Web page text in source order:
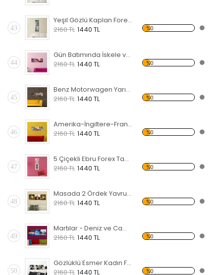
43
Yeşil Gözlü Kaplan Forex Tablo
2160 TL 1440 TL %0
44
Gün Batımında İskele ve Deniz Forex Tablo
2160 TL 1440 TL %0
45
Benz Motorwagen Yarış Arabası Forex Tablo
2160 TL 1440 TL %0
46
Amerika-İngiltere-Fransa Simgeleri Forex Tablo
2160 TL 1440 TL %0
47
5 Çiçekli Ebru Forex Tablo
2160 TL 1440 TL %0
48
Masada 2 Ördek Yavrusu Forex Tablo
2160 TL 1440 TL %0
49
Martılar - Deniz ve Cami Forex Tablo
2160 TL 1440 TL %0
50
Gözlüklü Esmer Kadın Forex Tablo
2160 TL 1440 TL %0